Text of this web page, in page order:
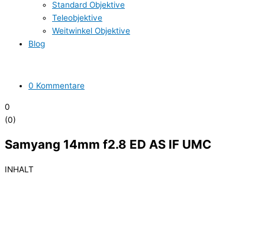
Standard Objektive
Teleobjektive
Weitwinkel Objektive
Blog
0 Kommentare
0
(0)
Samyang 14mm f2.8 ED AS IF UMC
INHALT